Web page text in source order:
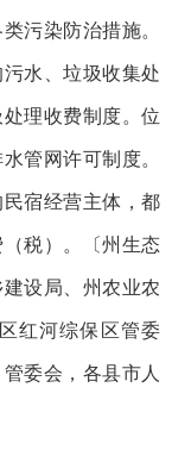
污染防治措施。
水、垃圾收集处
理收费制度。位
管网许可制度。
宿经营主体，都
税）。〔州生态
设局、州农业农
红河综保区管委
委会，各县市人